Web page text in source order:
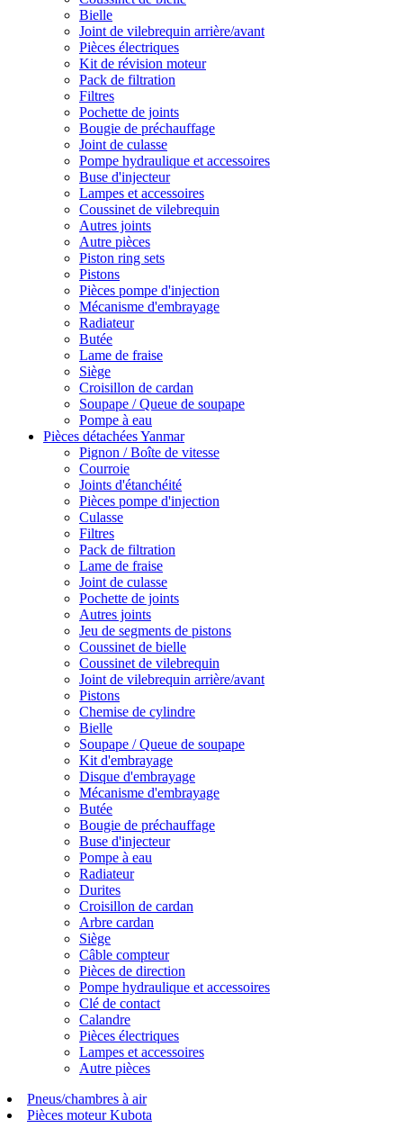
Bielle
Joint de vilebrequin arrière/avant
Pièces électriques
Kit de révision moteur
Pack de filtration
Filtres
Pochette de joints
Bougie de préchauffage
Joint de culasse
Pompe hydraulique et accessoires
Buse d'injecteur
Lampes et accessoires
Coussinet de vilebrequin
Autres joints
Autre pièces
Piston ring sets
Pistons
Pièces pompe d'injection
Mécanisme d'embrayage
Radiateur
Butée
Lame de fraise
Siège
Croisillon de cardan
Soupape / Queue de soupape
Pompe à eau
Pièces détachées Yanmar
Pignon / Boîte de vitesse
Courroie
Joints d'étanchéité
Pièces pompe d'injection
Culasse
Filtres
Pack de filtration
Lame de fraise
Joint de culasse
Pochette de joints
Autres joints
Jeu de segments de pistons
Coussinet de bielle
Coussinet de vilebrequin
Joint de vilebrequin arrière/avant
Pistons
Chemise de cylindre
Bielle
Soupape / Queue de soupape
Kit d'embrayage
Disque d'embrayage
Mécanisme d'embrayage
Butée
Bougie de préchauffage
Buse d'injecteur
Pompe à eau
Radiateur
Durites
Croisillon de cardan
Arbre cardan
Siège
Câble compteur
Pièces de direction
Pompe hydraulique et accessoires
Clé de contact
Calandre
Pièces électriques
Lampes et accessoires
Autre pièces
Pneus/chambres à air
Pièces moteur Kubota